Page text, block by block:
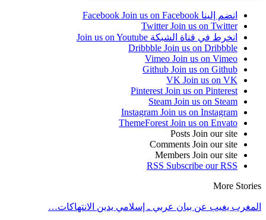
انضم إلينا Facebook Join us on Facebook
Twitter Join us on Twitter
انخرط في قناة الشبكة Join us on Youtube
Dribbble Join us on Dribbble
Vimeo Join us on Vimeo
Github Join us on Github
VK Join us on VK
Pinterest Join us on Pinterest
Steam Join us on Steam
Instagram Join us on Instagram
ThemeForest Join us on Envato
Posts Join our site
Comments Join our site
Members Join our site
RSS Subscribe our RSS
More Stories
المغرب يغيب عن بيان عربي ـ إسلامي يدين الانتهاكات…